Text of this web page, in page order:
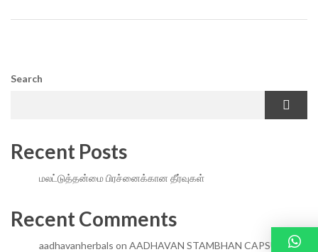
Search
Recent Posts
மலட்டுத்தன்மை பிரச்னைக்கான தீர்வுகள்
Recent Comments
aadhavanherbals on AADHAVAN STAMBHAN CAPSULE